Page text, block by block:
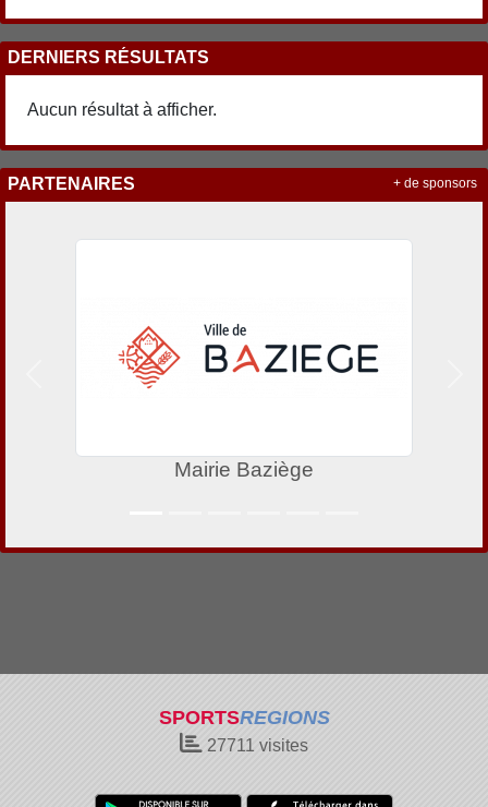
DERNIERS RÉSULTATS
Aucun résultat à afficher.
PARTENAIRES
Mairie Baziège
+ de sponsors
SPORTSREGIONS
27711 visites